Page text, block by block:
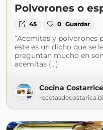
Polvorones o
45 0 Guardar
“Acemitas y polvorones
este es un dicho que se
preguntan mucho en
acemitas (...)
Cocina